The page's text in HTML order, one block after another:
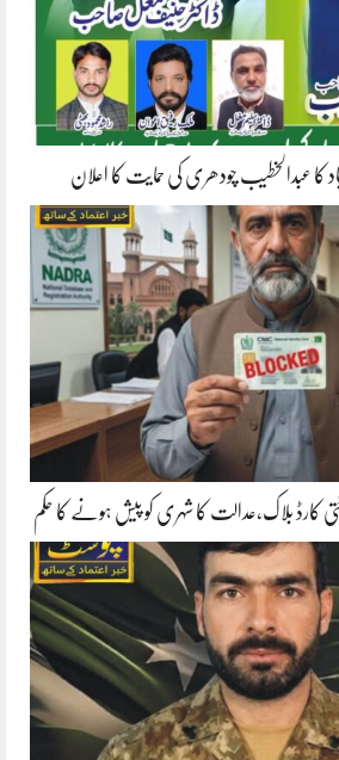
کارڈ بلاک،عدالت کا شہری کو پیش ہونے کا حکم